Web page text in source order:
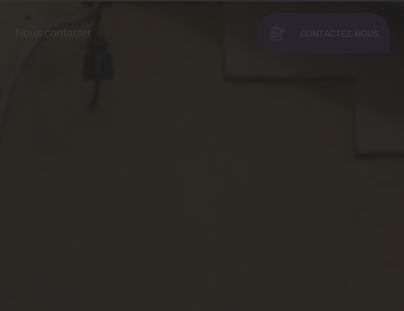
Nous contacter CONTACTEZ-NOUS